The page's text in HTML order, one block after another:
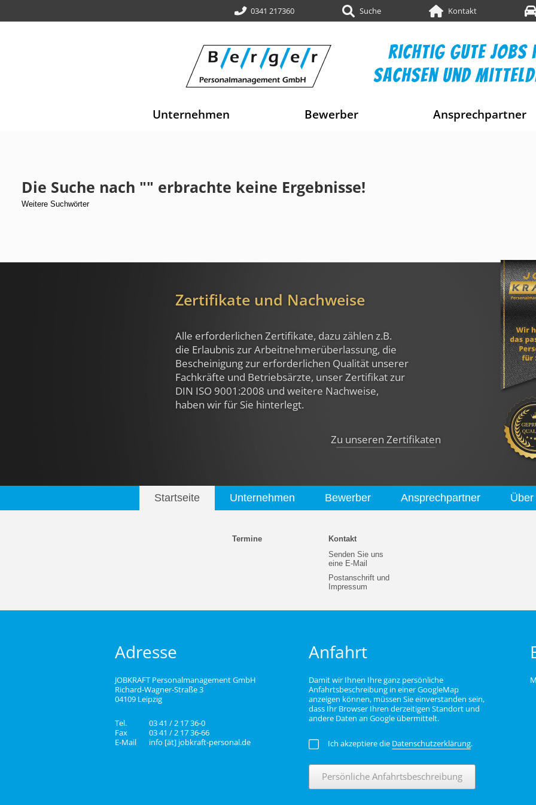
0341 217360 Suche Kontakt
richtig gute jobs
sachsen und
Unternehmen Bewerber Ansprechpartner
Die Suche nach "" erbrachte keine Ergebnisse!
Weitere Suchwörter
Zertifikate und Nachweise
Alle erforderlichen Zertifikate, dazu zählen z.B.
die Erlaubnis zur Arbeitnehmerüberlassung, die
Bescheinigung zur erforderlichen Qualität unserer
Fachkräfte und Betriebsärzte, unser Zertifikat zur
DIN ISO 9001:2008 und weitere Nachweise,
haben wir für Sie hinterlegt.
Zu unseren Zertifikaten
Startseite Unternehmen Bewerber Ansprechpartner
Termine
Kontakt
Senden Sie uns
eine E-Mail
Postanschrift und
Impressum
Adresse
JOBKRAFT Personalmanagement GmbH
Richard-Wagner-Straße 3
04109 Leipzig
Tel.
03 41 / 2 17 36-0
Fax
03 41 / 2 17 36-66
E-Mail
info [ät] jobkraft-personal.de
Anfahrt
Damit wir Ihnen Ihre ganz persönliche
Anfahrtsbeschreibung in einer GoogleMap
anzeigen können, müssen Sie einverstanden sein,
dass Ihr Browser Ihren derzeitigen Standort und
andere Daten an Google übermittelt.
Ich akzeptiere die Datenschutzerklärung.
Persönliche Anfahrtsbeschreibung